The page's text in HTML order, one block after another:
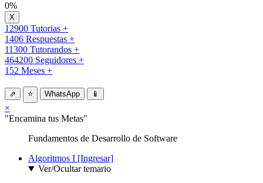
0%
12900 Tutorias +
1406 Respuestas +
11300 Tutorandos +
464200 Seguidores +
152 Meses +
⇗ ⭐ WhatsApp 📱
×
"Encamina tus Metas"
Fundamentos de Desarrollo de Software
Algoritmos I [Ingresar]
Ver/Ocultar temario